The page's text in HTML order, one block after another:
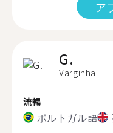
ア
G.
Varginha
流暢
ポルトガル語